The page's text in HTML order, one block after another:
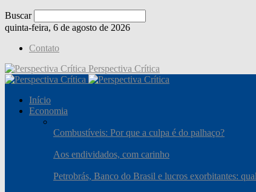
Buscar
quinta-feira, 6 de agosto de 2026
Contato
Perspectiva Crítica
Início
Economia
Combustíveis: Por que a culpa é do palhaço?
Aos endividados, com carinho
Petrobrás, Banco do Brasil e lucros exorbitantes: